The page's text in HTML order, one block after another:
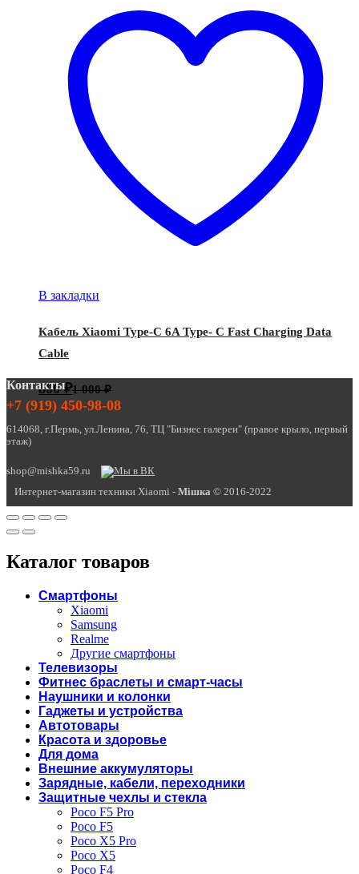
В закладки
Кабель Xiaomi Type-C 6A Type- C Fast Charging Data
Cable
800₽1 000₽
Контакты
+7 (919) 450-98-08
614068, г.Пермь, ул.Ленина, 76, ТЦ "Бизнес галереи" (правое крыло, первый
этаж)
shop@mishka59.ru
Интернет-магазин техники Xiaomi - Miшка © 2016-2022
Каталог товаров
Смартфоны
Xiaomi
Samsung
Realme
Другие смартфоны
Телевизоры
Фитнес браслеты и смарт-часы
Наушники и колонки
Гаджеты и устройства
Автотовары
Красота и здоровье
Для дома
Внешние аккумуляторы
Зарядные, кабели, переходники
Защитные чехлы и стекла
Poco F5 Pro
Poco F5
Poco X5 Pro
Poco X5
Poco F4